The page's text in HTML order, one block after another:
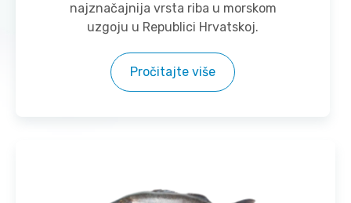
najznačajnija vrsta riba u morskom
uzgoju u Republici Hrvatskoj.
Pročitajte više